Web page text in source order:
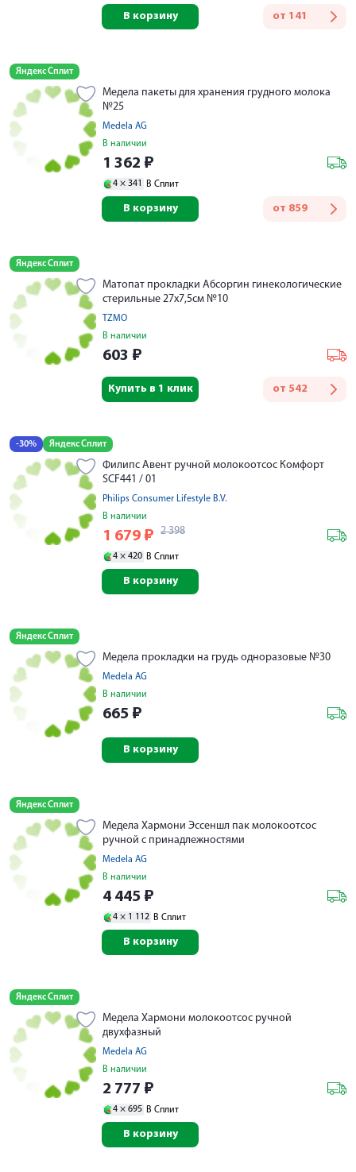
от 141
В корзину
Яндекс Сплит
Медела пакеты для хранения грудного молока
№25
Medela AG
В наличии
1 362 ₽
4 × 341 В Сплит
от 859
В корзину
Яндекс Сплит
Матопат прокладки Абсоргин гинекологические
стерильные 27х7,5см №10
TZMO
В наличии
603 ₽
от 542
Купить в 1 клик
-30% Яндекс Сплит
Филипс Авент ручной молокоотсос Комфорт
SCF441 / 01
Philips Consumer Lifestyle B.V.
В наличии
1 679 ₽ 2 398
4 × 420 В Сплит
В корзину
Яндекс Сплит
Медела прокладки на грудь одноразовые №30
Medela AG
В наличии
665 ₽
В корзину
Яндекс Сплит
Медела Хармони Эссеншл пак молокоотсос
ручной с принадлежностями
Medela AG
В наличии
4 445 ₽
4 × 1 112 В Сплит
В корзину
Яндекс Сплит
Медела Хармони молокоотсос ручной
двухфазный
Medela AG
В наличии
2 777 ₽
4 × 695 В Сплит
В корзину